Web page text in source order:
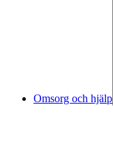
Omsorg och hjälp